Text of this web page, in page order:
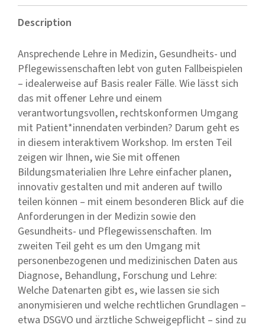
Description
Ansprechende Lehre in Medizin, Gesundheits- und
Pflegewissenschaften lebt von guten Fallbeispielen
– idealerweise auf Basis realer Fälle. Wie lässt sich
das mit offener Lehre und einem
verantwortungsvollen, rechtskonformen Umgang
mit Patient*innendaten verbinden? Darum geht es
in diesem interaktivem Workshop. Im ersten Teil
zeigen wir Ihnen, wie Sie mit offenen
Bildungsmaterialien Ihre Lehre einfacher planen,
innovativ gestalten und mit anderen auf twillo
teilen können – mit einem besonderen Blick auf die
Anforderungen in der Medizin sowie den
Gesundheits- und Pflegewissenschaften. Im
zweiten Teil geht es um den Umgang mit
personenbezogenen und medizinischen Daten aus
Diagnose, Behandlung, Forschung und Lehre:
Welche Datenarten gibt es, wie lassen sie sich
anonymisieren und welche rechtlichen Grundlagen –
etwa DSGVO und ärztliche Schweigepflicht – sind zu